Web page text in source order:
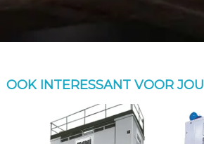
OOK INTERESSANT VOOR JOU